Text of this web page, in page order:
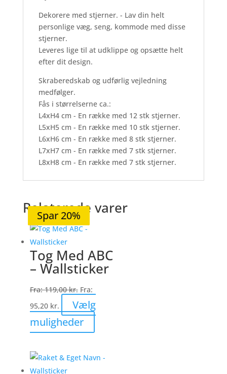
Dekorere med stjerner. - Lav din helt
personlige væg, seng, kommode med disse
stjerner.
Leveres lige til at udklippe og opsætte helt
efter dit design.
Skraberedskab og udførlig vejledning
medfølger.
Fås i størrelserne ca.:
L4xH4 cm - En række med 12 stk stjerner.
L5xH5 cm - En række med 10 stk stjerner.
L6xH6 cm - En række med 8 stk stjerner.
L7xH7 cm - En række med 7 stk stjerner.
L8xH8 cm - En række med 7 stk stjerner.
Relaterede varer
Spar 20%
Tog Med ABC
– Wallsticker
Fra:119,00kr. Fra:
95,20 kr.
Vælg
muligheder
vare
flere
Spar 21%
Spar 20%
Spar 20%
Spar 20%